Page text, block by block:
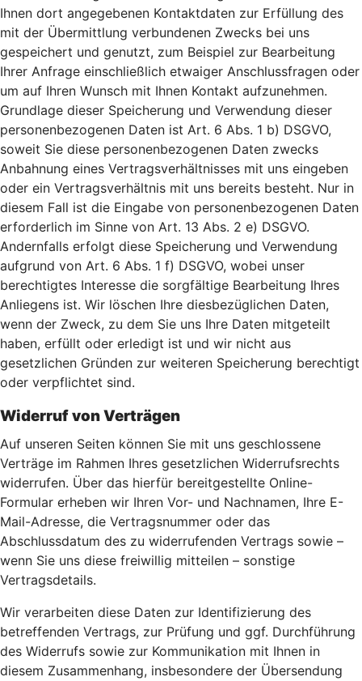
Ihnen dort angegebenen Kontaktdaten zur Erfüllung des
mit der Übermittlung verbundenen Zwecks bei uns
gespeichert und genutzt, zum Beispiel zur Bearbeitung
Ihrer Anfrage einschließlich etwaiger Anschlussfragen oder
um auf Ihren Wunsch mit Ihnen Kontakt aufzunehmen.
Grundlage dieser Speicherung und Verwendung dieser
personenbezogenen Daten ist Art. 6 Abs. 1 b) DSGVO,
soweit Sie diese personenbezogenen Daten zwecks
Anbahnung eines Vertragsverhältnisses mit uns eingeben
oder ein Vertragsverhältnis mit uns bereits besteht. Nur in
diesem Fall ist die Eingabe von personenbezogenen Daten
erforderlich im Sinne von Art. 13 Abs. 2 e) DSGVO.
Andernfalls erfolgt diese Speicherung und Verwendung
aufgrund von Art. 6 Abs. 1 f) DSGVO, wobei unser
berechtigtes Interesse die sorgfältige Bearbeitung Ihres
Anliegens ist. Wir löschen Ihre diesbezüglichen Daten,
wenn der Zweck, zu dem Sie uns Ihre Daten mitgeteilt
haben, erfüllt oder erledigt ist und wir nicht aus
gesetzlichen Gründen zur weiteren Speicherung berechtigt
oder verpflichtet sind.
Widerruf von Verträgen
Auf unseren Seiten können Sie mit uns geschlossene
Verträge im Rahmen Ihres gesetzlichen Widerrufsrechts
widerrufen. Über das hierfür bereitgestellte Online-
Formular erheben wir Ihren Vor- und Nachnamen, Ihre E-
Mail-Adresse, die Vertragsnummer oder das
Abschlussdatum des zu widerrufenden Vertrags sowie –
wenn Sie uns diese freiwillig mitteilen – sonstige
Vertragsdetails.
Wir verarbeiten diese Daten zur Identifizierung des
betreffenden Vertrags, zur Prüfung und ggf. Durchführung
des Widerrufs sowie zur Kommunikation mit Ihnen in
diesem Zusammenhang, insbesondere der Übersendung